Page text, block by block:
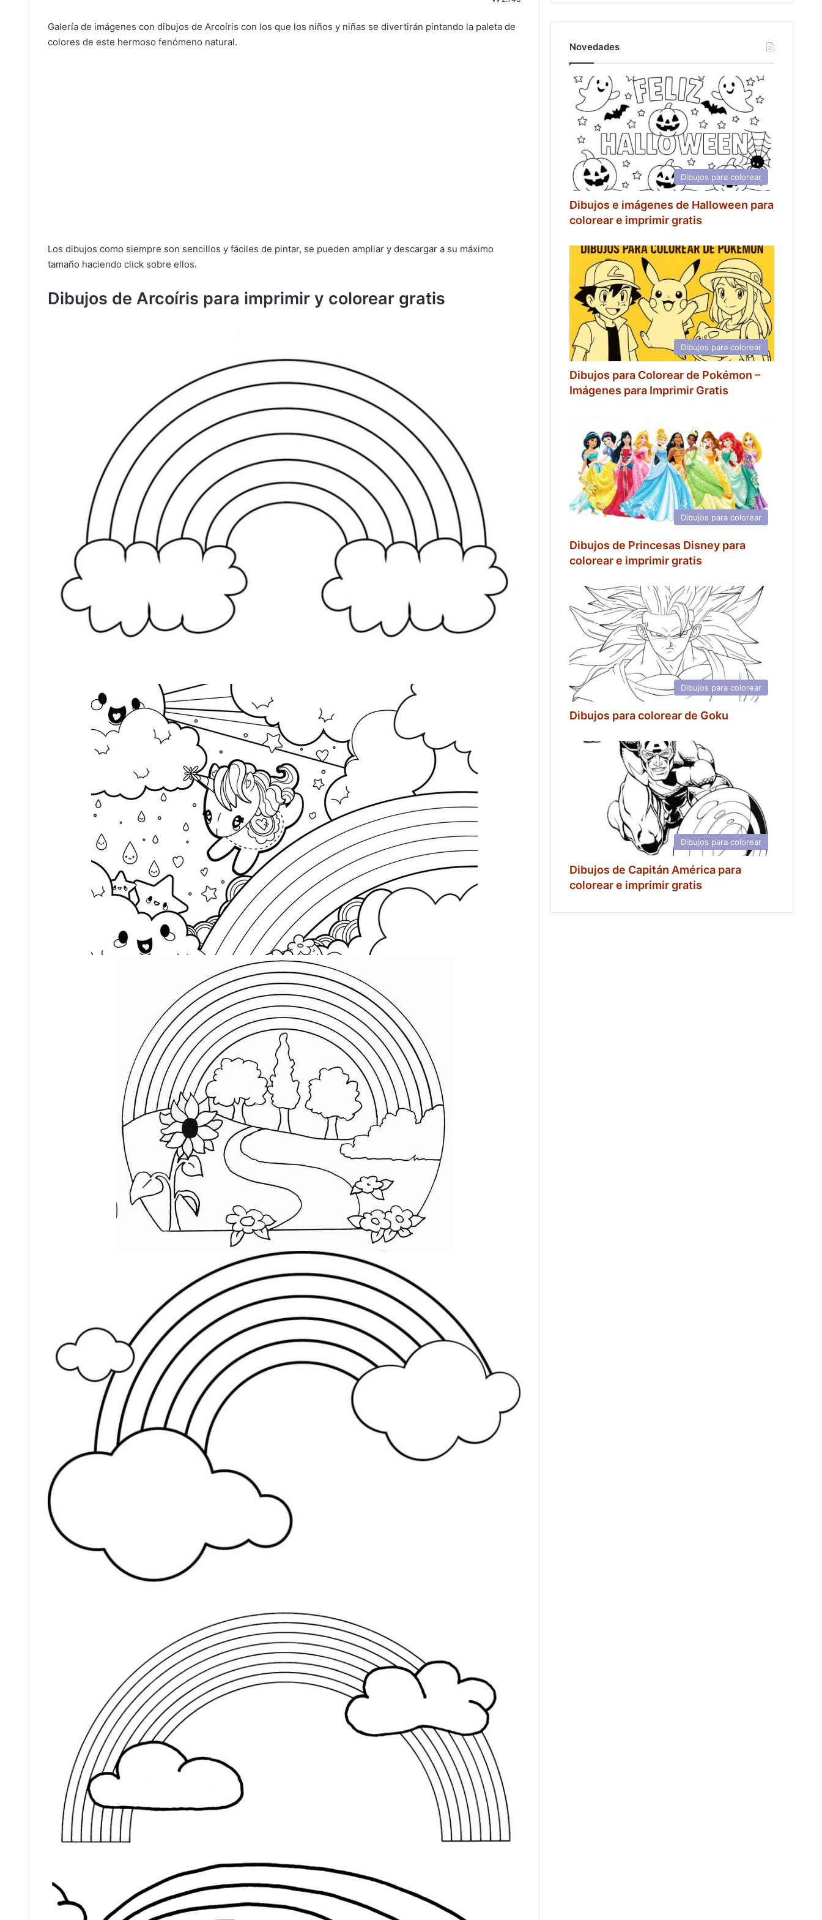
Galería de imágenes con dibujos de Arcoíris con los que los niños y niñas se divertirán pintando la paleta de
colores de este hermoso fenómeno natural.
Los dibujos como siempre son sencillos y fáciles de pintar, se pueden ampliar y descargar a su máximo
tamaño haciendo click sobre ellos.
Dibujos de Arcoíris para imprimir y colorear gratis
Novedades
Dibujos para colorear
Dibujos e imágenes de Halloween para
colorear e imprimir gratis
Dibujos para colorear
Dibujos para Colorear de Pokémon –
Imágenes para Imprimir Gratis
Dibujos para colorear
Dibujos de Princesas Disney para
colorear e imprimir gratis
Dibujos para colorear
Dibujos para colorear de Goku
Dibujos para colorear
Dibujos de Capitán América para
colorear e imprimir gratis